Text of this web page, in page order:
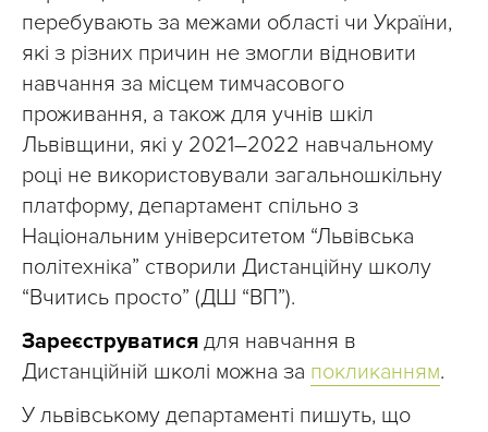
перебувають за межами області чи України,
які з різних причин не змогли відновити
навчання за місцем тимчасового
проживання, а також для учнів шкіл
Львівщини, які у 2021–2022 навчальному
році не використовували загальношкільну
платформу, департамент спільно з
Національним університетом “Львівська
політехніка” створили Дистанційну школу
“Вчитись просто” (ДШ “ВП”).
Зареєструватися для навчання в
Дистанційній школі можна за покликанням.
У львівському департаменті пишуть, що